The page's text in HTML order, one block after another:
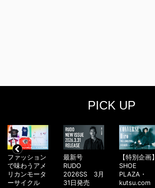
PICK UP
ファッション
で味わうアメ
リカンモータ
ーサイクル
最新号
RUDO
2026SS 3月
31日発売
【特別企画】
SHOE
PLAZA・
kutsu.com